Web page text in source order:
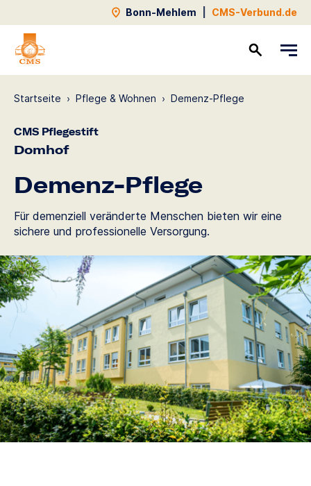
Bonn-Mehlem CMS-Verbund.de
Startseite › Pflege & Wohnen › Demenz-Pflege
CMS Pflegestift
Domhof
Demenz-Pflege
Für demenziell veränderte Menschen bieten wir eine
sichere und professionelle Versorgung.